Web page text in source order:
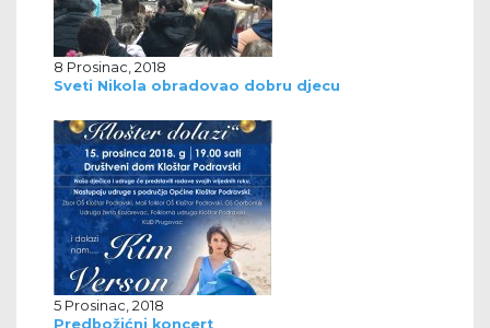
8 Prosinac, 2018
Sveti Nikola obradovao dobru djecu
5 Prosinac, 2018
Predbožićni koncert